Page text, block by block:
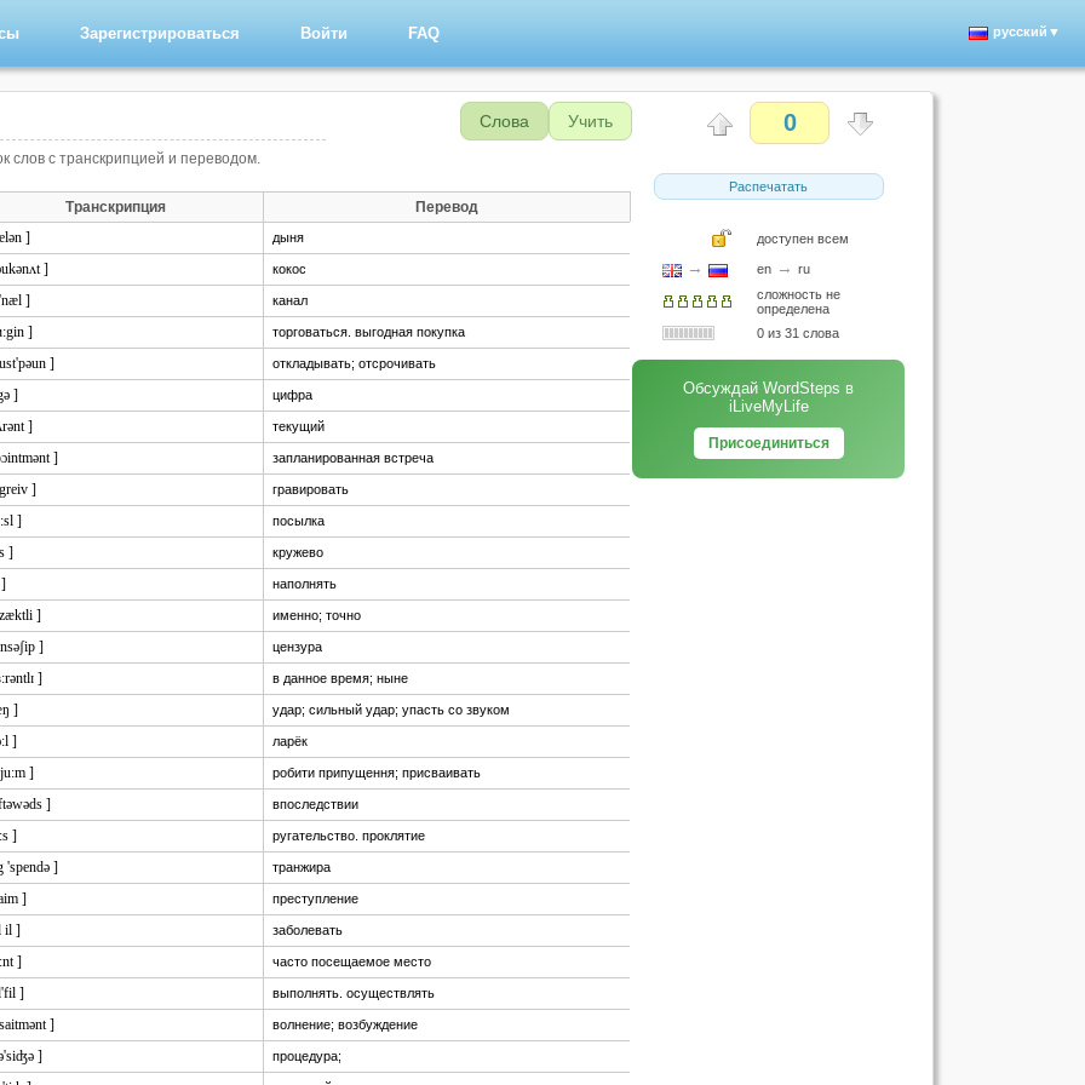
Зарегистрироваться Войти FAQ русский▼
Слова Учить
слов с транскрипцией и переводом.
Транскрипция Перевод
] дыня
] кокос
] канал
] торговаться. выгодная покупка
] откладывать; отсрочивать
] цифра
] текущий
] запланированная встреча
] гравировать
] посылка
] кружево
наполнять
] именно; точно
] цензура
] в данное время; ныне
] удар; сильный удар; упасть со звуком
] ларёк
] робити припущення; присваивать
] впоследствии
] ругательство. проклятие
'spendə ] транжира
] преступление
il ] заболевать
] часто посещаемое место
] выполнять. осуществлять
] волнение; возбуждение
] процедура;
0
Распечатать
доступен всем
→ en → ru
сложность не
определена
0 из 31 слова
Обсуждай WordSteps в
iLiveMyLife
Присоединиться